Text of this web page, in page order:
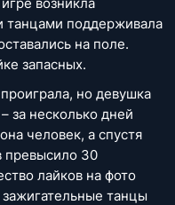
танцами поддерживала
на поле.
запасных.
но девушка
за несколько дней
человек, а спустя
превысило 30
лайков на фото
танцы